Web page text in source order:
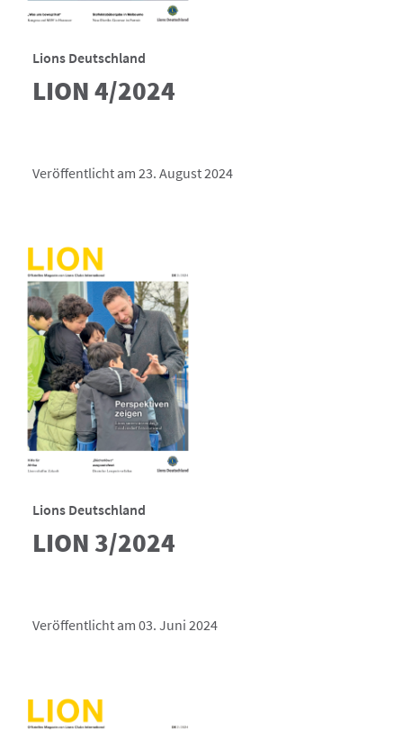
Lions Deutschland
LION 4/2024
Veröffentlicht am 23. August 2024
Lions Deutschland
LION 3/2024
Veröffentlicht am 03. Juni 2024